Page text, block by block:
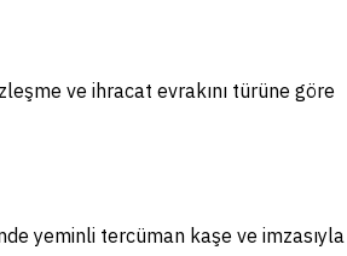
ve ihracat evrakını türüne göre
yeminli tercüman kaşe ve imzasıyla